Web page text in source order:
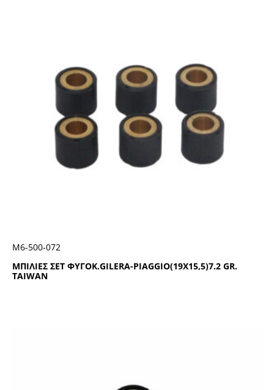
ΜΠΙΛΙΕΣ ΣΕΤ ΦΥΓΟΚ.GILERA-PIAGGIO(19X15,5)7.2 GR.
TAIWAN
Μ6-500-072